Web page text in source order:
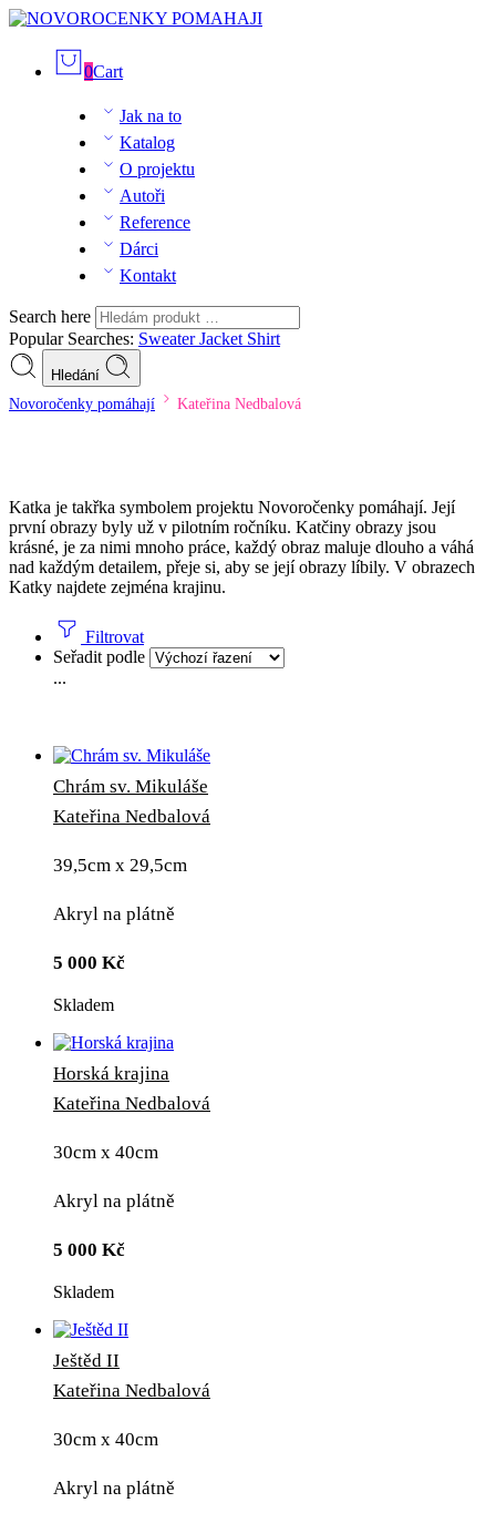
0Cart
Jak na to
Katalog
O projektu
Autoři
Reference
Dárci
Kontakt
Search here
Popular Searches: SweaterJacket Shirt
Hledání
Novoročenky pomáhají Kateřina Nedbalová
Katka je takřka symbolem projektu Novoročenky pomáhají. Její
první obrazy byly už v pilotním ročníku. Katčiny obrazy jsou
krásné, je za nimi mnoho práce, každý obraz maluje dlouho a váhá
nad každým detailem, přeje si, aby se její obrazy líbily. V obrazech
Katky najdete zejména krajinu.
Filtrovat
Seřadit podle
...
Chrám sv. Mikuláše
Kateřina Nedbalová
39,5cm x 29,5cm
Akryl na plátně
5 000 Kč
Skladem
Horská krajina
Kateřina Nedbalová
30cm x 40cm
Akryl na plátně
5 000 Kč
Skladem
Ještěd II
Kateřina Nedbalová
30cm x 40cm
Akryl na plátně